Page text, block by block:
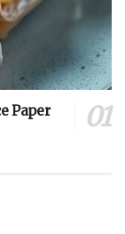
Paper